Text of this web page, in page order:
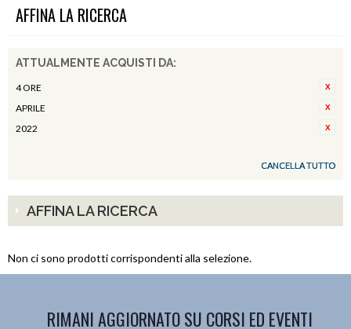
AFFINA LA RICERCA
ATTUALMENTE ACQUISTI DA:
4 ORE
APRILE
2022
CANCELLA TUTTO
AFFINA LA RICERCA
Non ci sono prodotti corrispondenti alla selezione.
RIMANI AGGIORNATO SU CORSI ED EVENTI